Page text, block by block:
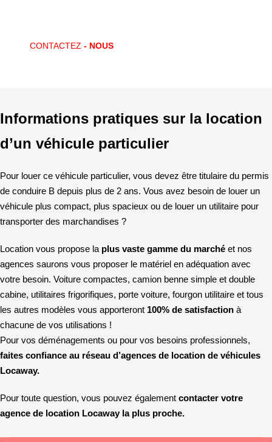
CONTACTEZ - NOUS
Informations pratiques sur la location
d’un véhicule particulier
Pour louer ce véhicule particulier, vous devez être titulaire du permis
de conduire B depuis plus de 2 ans. Vous avez besoin de louer un
véhicule plus compact, plus spacieux ou de louer un utilitaire pour
transporter des marchandises ?
Location vous propose la plus vaste gamme du marché et nos
agences saurons vous proposer le matériel en adéquation avec
votre besoin. Voiture compactes, camion benne simple et double
cabine, utilitaires frigorifiques, porte voiture, fourgon utilitaire et tous
les autres modèles vous apporteront 100% de satisfaction à
chacune de vos utilisations !
Pour vos déménagements ou pour vos besoins professionnels,
faites confiance au réseau d’agences de location de véhicules
Locaway.
Pour toute question, vous pouvez également contacter votre
agence de location Locaway la plus proche.